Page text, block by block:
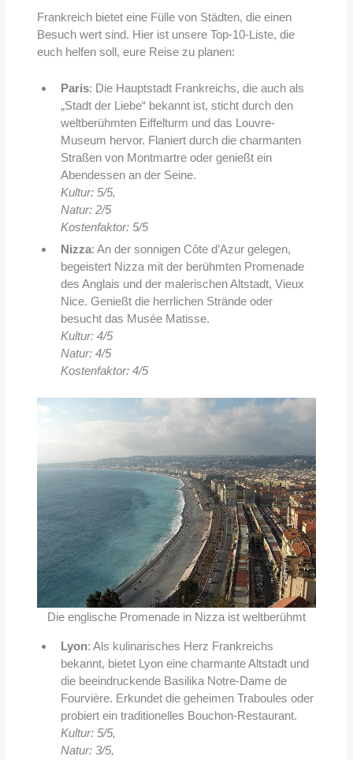
Frankreich bietet eine Fülle von Städten, die einen
Besuch wert sind. Hier ist unsere Top-10-Liste, die
euch helfen soll, eure Reise zu planen:
Paris: Die Hauptstadt Frankreichs, die auch als
„Stadt der Liebe“ bekannt ist, sticht durch den
weltberühmten Eiffelturm und das Louvre-
Museum hervor. Flaniert durch die charmanten
Straßen von Montmartre oder genießt ein
Abendessen an der Seine.
Kultur: 5/5,
Natur: 2/5
Kostenfaktor: 5/5
Nizza: An der sonnigen Côte d’Azur gelegen,
begeistert Nizza mit der berühmten Promenade
des Anglais und der malerischen Altstadt, Vieux
Nice. Genießt die herrlichen Strände oder
besucht das Musée Matisse.
Kultur: 4/5
Natur: 4/5
Kostenfaktor: 4/5
Die englische Promenade in Nizza ist weltberühmt
Lyon: Als kulinarisches Herz Frankreichs
bekannt, bietet Lyon eine charmante Altstadt und
die beeindruckende Basilika Notre-Dame de
Fourvière. Erkundet die geheimen Traboules oder
probiert ein traditionelles Bouchon-Restaurant.
Kultur: 5/5,
Natur: 3/5,